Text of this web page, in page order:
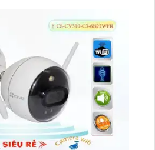
trong điều kiện ánh sáng yếu.
bị tính năng nhìn ban đêm
giúp người dùng quan sát
nhỏ gọn, dễ dàng lắp đặt và
trường. Camera quan sát Wifi
là sự lựa chọn hoàn hảo cho
tài sản, gia đình hay công ty